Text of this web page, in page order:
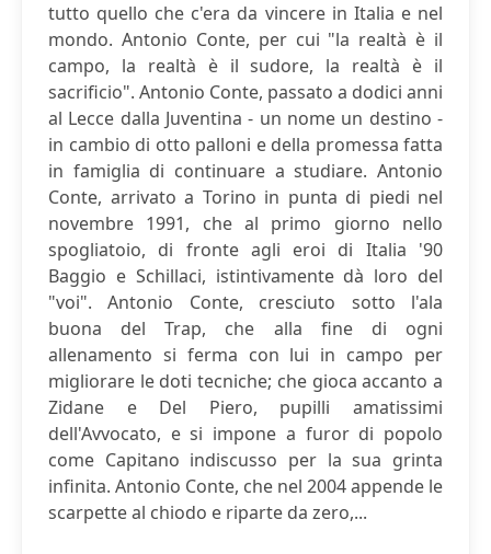
tutto quello che c'era da vincere in Italia e nel
mondo. Antonio Conte, per cui "la realtà è il
campo, la realtà è il sudore, la realtà è il
sacrificio". Antonio Conte, passato a dodici anni
al Lecce dalla Juventina - un nome un destino -
in cambio di otto palloni e della promessa fatta
in famiglia di continuare a studiare. Antonio
Conte, arrivato a Torino in punta di piedi nel
novembre 1991, che al primo giorno nello
spogliatoio, di fronte agli eroi di Italia '90
Baggio e Schillaci, istintivamente dà loro del
"voi". Antonio Conte, cresciuto sotto l'ala
buona del Trap, che alla fine di ogni
allenamento si ferma con lui in campo per
migliorare le doti tecniche; che gioca accanto a
Zidane e Del Piero, pupilli amatissimi
dell'Avvocato, e si impone a furor di popolo
come Capitano indiscusso per la sua grinta
infinita. Antonio Conte, che nel 2004 appende le
scarpette al chiodo e riparte da zero,...